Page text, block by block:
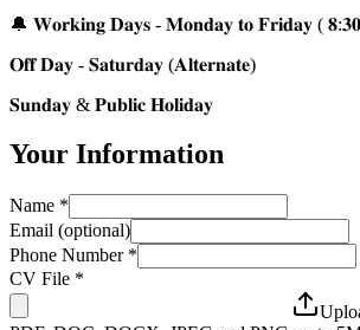
🔔 𝐖𝐨𝐫𝐤𝐢𝐧𝐠 𝐃𝐚𝐲𝐬 - 𝐌𝐨𝐧𝐝𝐚𝐲 𝐭𝐨 𝐅𝐫𝐢𝐝𝐚𝐲 (
𝐎𝐟𝐟 𝐃𝐚𝐲 - 𝐒𝐚𝐭𝐮𝐫𝐝𝐚𝐲 (𝐀𝐥𝐭𝐞𝐫𝐧𝐚𝐭𝐞)
𝐒𝐮𝐧𝐝𝐚𝐲 & 𝐏𝐮𝐛𝐥𝐢𝐜 𝐇𝐨𝐥𝐢𝐝𝐚𝐲
Your Information
Name *
Email (optional)
Phone Number *
CV File *